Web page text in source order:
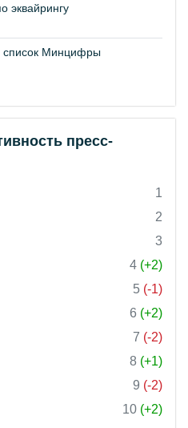
эквайрингу
список Минцифры
пресс-
1
2
3
4 (+2)
5 (-1)
6 (+2)
7 (-2)
8 (+1)
9 (-2)
10 (+2)